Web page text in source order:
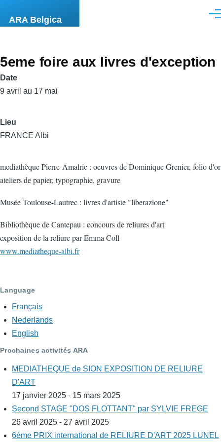
ARA Belgica
5eme foire aux livres d'exception
Date
9 avril au 17 mai
Lieu
FRANCE Albi
mediathèque Pierre-Amalric : oeuvres de Dominique Grenier, folio d'or
ateliers de papier, typographie, gravure
Musée Toulouse-Lautrec : livres d'artiste "liberazione"
Bibliothèque de Cantepau : concours de reliures d'art
exposition de la reliure par Emma Coll
www.mediatheque-albi.fr
Language
Français
Nederlands
English
Prochaines activités ARA
MEDIATHEQUE de SION EXPOSITION DE RELIURE
D'ART
17 janvier 2025 - 15 mars 2025
Second STAGE "DOS FLOTTANT" par SYLVIE FREGE
26 avril 2025 - 27 avril 2025
6éme PRIX international de RELIURE D'ART 2025 LUNEL